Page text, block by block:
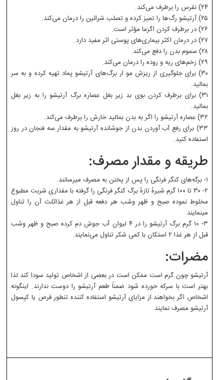
۲۴) نقرس را برطرف می‌کند‌.
۲۵) آرتیشو رگ‌ها را تمیز کرده و تصلب شرائین را درمان می‌کند‌.
۲۶) در برطرف کردن اگزما مؤثر است‌.
۲۷) در درمان اکثر بیماری‌های پوستی اثر مفید دارد.
۲۸) سموم بدن را دفع می‌کند.
۲۹) زخم‌های ریه و روده را درمان می‌کند.
۳۰) برای جلوگیری از ریزش مو ار برگ‌های آرتیشو پماد تهیه کرده و به سر
بمالید.
۳۱) برای برطرف کردن بوی بد زیر بغل عصاره برگ آرتیشو را به زیر بغل
بمالید.
۳۲) عصاره آرتیشو را اگر به بدن بمالید خارش را برطرف می‌کند.
۳۳) برای رفع آب آوردن بدن از جوشانده آرتیشو به مقدار سه فنجان در روز
استفاده کنید.
طریقه و مقدار مصرف:
۱- برگه‌های کنگر فرنگی را پس از پختن به مصرف میرسانند.
۲- ۳۰ تا ۱۰۰ گرم شیرهٔ تازهٔ برگ کنگر فرنگی را گرفته با مقداری شربت مطبوع
مخلوط نموده صبح و ظهر وشب هر دفعه قبل از هر غذاثلث آن را تناول
مینمایند.
۳- ۱۰ گرم برگ آرتیشو را در ۴ لیوان آب جوش دم کرده صبح و ظهر وشب
قبل از هر غذا ۲ استکان با کمی شکر تناول می‌نمایند.
مضرات:
آرتیشو چون گرم است ممکن است در بعضی از اشخاص تولید سودا کند لذا
بهتر است با سرکه خورده شود ضمناً طعم آرتیشو را دوست ندارند. اینگونه
اشخاص اگر بخواهند از مزایای آرتیشو استفاده کننده تنطور قرص یا کپسول
آرتیشو مصرف نمایند.